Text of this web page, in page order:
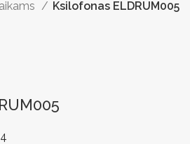
Ksilofonas ELDRUM005